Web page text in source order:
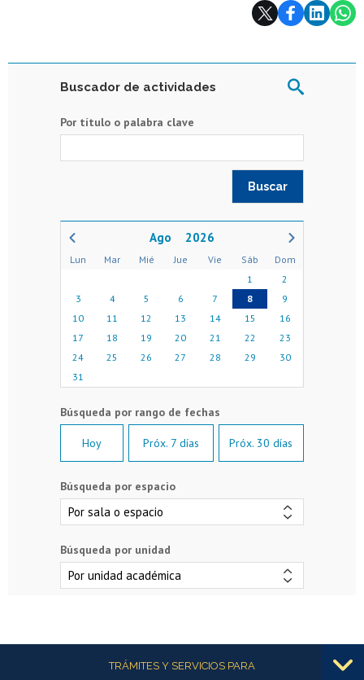
Buscador de actividades
Por título o palabra clave
2026
Lun Mar Mié Jue Vie Sáb
Dom
1
2
3
4 5 6 7 8
9
10
11 12 13 14 15
16
17
18 19 20 21 22
23
24
25 26 27 28 29
30
31
Hoy Próx. 7 días Próx. 30 días
Búsqueda por espacio
Búsqueda por unidad
Más informaciónTRÁMITES Y SERVICIOS PARA